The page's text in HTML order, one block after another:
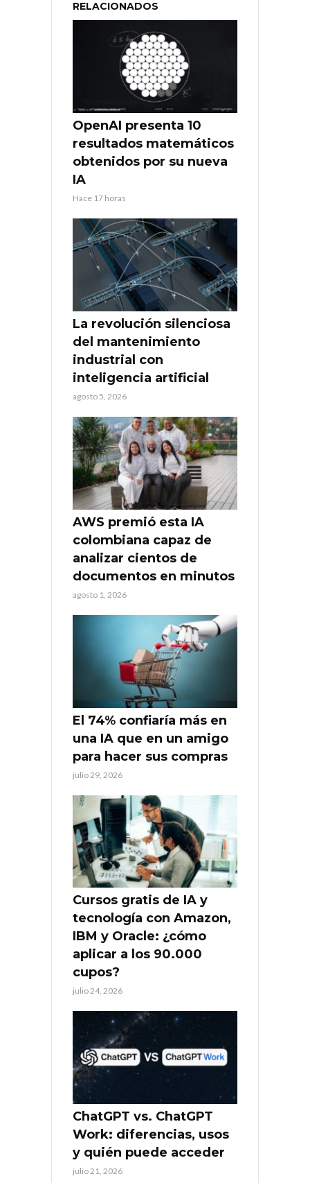
RELACIONADOS
OpenAI presenta 10
resultados matemáticos
obtenidos por su nueva
IA
Hace 17 horas
La revolución silenciosa
del mantenimiento
industrial con
inteligencia artificial
agosto 5, 2026
AWS premió esta IA
colombiana capaz de
analizar cientos de
documentos en minutos
agosto 1, 2026
El 74% confiaría más en
una IA que en un amigo
para hacer sus compras
julio 29, 2026
Cursos gratis de IA y
tecnología con Amazon,
IBM y Oracle: ¿cómo
aplicar a los 90.000
cupos?
julio 24, 2026
ChatGPT vs. ChatGPT
Work: diferencias, usos
y quién puede acceder
julio 21, 2026